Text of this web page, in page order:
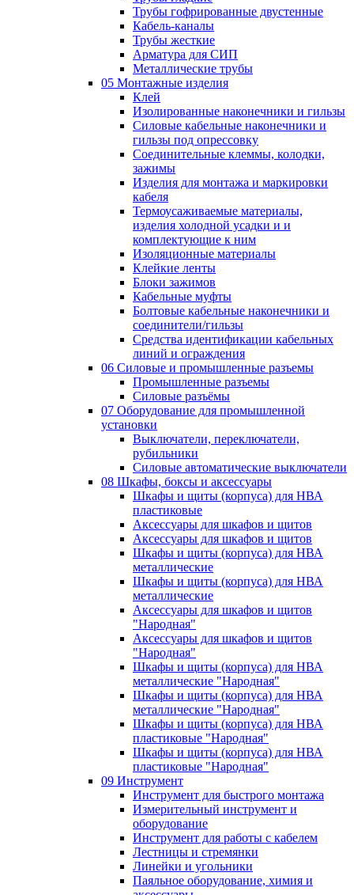
Трубы гофрированные двустенные
Кабель-каналы
Трубы жесткие
Арматура для СИП
Металлические трубы
05 Монтажные изделия
Клей
Изолированные наконечники и гильзы
Силовые кабельные наконечники и
гильзы под опрессовку
Соединительные клеммы, колодки,
зажимы
Изделия для монтажа и маркировки
кабеля
Термоусаживаемые материалы,
изделия холодной усадки и и
комплектующие к ним
Изоляционные материалы
Клейкие ленты
Блоки зажимов
Кабельные муфты
Болтовые кабельные наконечники и
соединители/гильзы
Средства идентификации кабельных
линий и ограждения
06 Силовые и промышленные разъемы
Промышленные разъемы
Силовые разъёмы
07 Оборудование для промышленной
установки
Выключатели, переключатели,
рубильники
Силовые автоматические выключатели
08 Шкафы, боксы и аксессуары
Шкафы и щиты (корпуса) для НВА
пластиковые
Аксессуары для шкафов и щитов
Аксессуары для шкафов и щитов
Шкафы и щиты (корпуса) для НВА
металлические
Шкафы и щиты (корпуса) для НВА
металлические
Аксессуары для шкафов и щитов
"Народная"
Аксессуары для шкафов и щитов
"Народная"
Шкафы и щиты (корпуса) для НВА
металлические "Народная"
Шкафы и щиты (корпуса) для НВА
металлические "Народная"
Шкафы и щиты (корпуса) для НВА
пластиковые "Народная"
Шкафы и щиты (корпуса) для НВА
пластиковые "Народная"
09 Инструмент
Инструмент для быстрого монтажа
Измерительный инструмент и
оборудование
Инструмент для работы с кабелем
Лестницы и стремянки
Линейки и угольники
Паяльное оборудование, химия и